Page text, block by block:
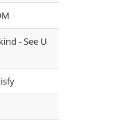
- See U